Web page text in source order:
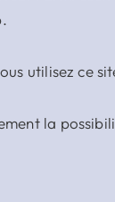
Parmi
la